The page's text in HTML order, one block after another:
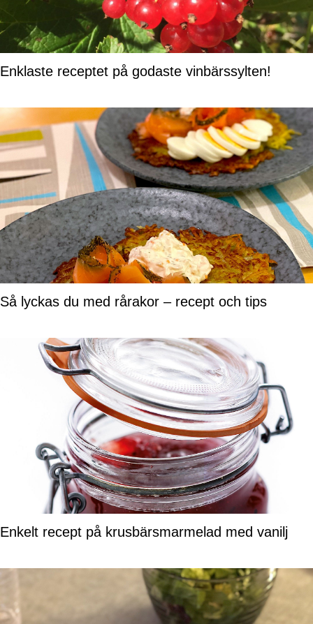
Enklaste receptet på godaste vinbärssylten!
Så lyckas du med rårakor – recept och tips
Enkelt recept på krusbärsmarmelad med vanilj